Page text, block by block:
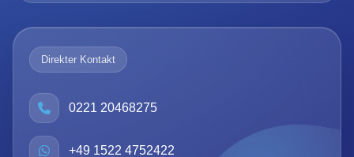
Direkter Kontakt
0221 20468275
+49 1522 4752422